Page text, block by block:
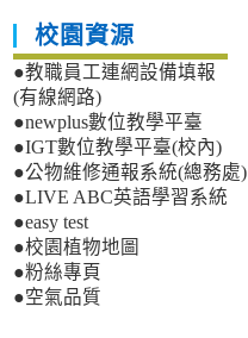
校園資源
●教職員工連網設備填報
(有線網路)
●newplus數位教學平臺
●IGT數位教學平臺(校內)
●公物維修通報系統(總務處)
●LIVE ABC英語學習系統
●easy test
●校園植物地圖
●粉絲專頁
●空氣品質